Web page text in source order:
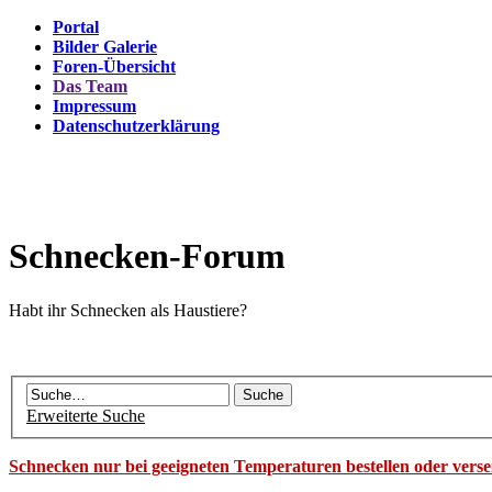
Portal
Bilder Galerie
Foren-Übersicht
Das Team
Impressum
Datenschutzerklärung
Schnecken-Forum
Habt ihr Schnecken als Haustiere?
Erweiterte Suche
Schnecken nur bei geeigneten Temperaturen bestellen oder